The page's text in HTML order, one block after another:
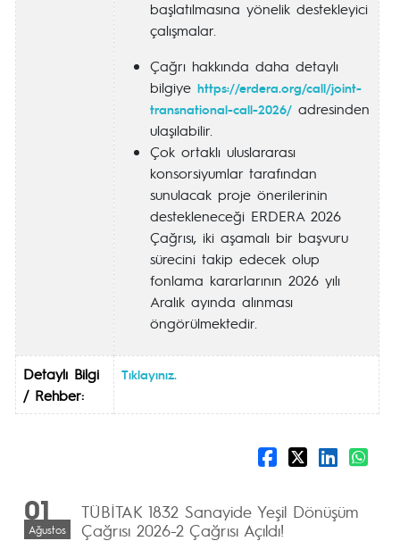
başlatılmasına yönelik destekleyici
çalışmalar.
Çağrı hakkında daha detaylı
bilgiye https://erdera.org/call/joint-
transnational-call-2026/ adresinden
ulaşılabilir.
Çok ortaklı uluslararası
konsorsiyumlar tarafından
sunulacak proje önerilerinin
destekleneceği ERDERA 2026
Çağrısı, iki aşamalı bir başvuru
sürecini takip edecek olup
fonlama kararlarının 2026 yılı
Aralık ayında alınması
öngörülmektedir.
Detaylı Bilgi
/ Rehber:
Tıklayınız.
01
Ağustos
TÜBİTAK 1832 Sanayide Yeşil Dönüşüm
Çağrısı 2026-2 Çağrısı Açıldı!